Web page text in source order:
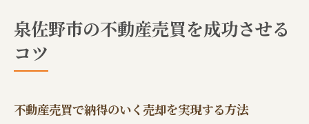
泉佐野市の不動産売買を成功させる
コツ
不動産売買で納得のいく売却を実現する方法